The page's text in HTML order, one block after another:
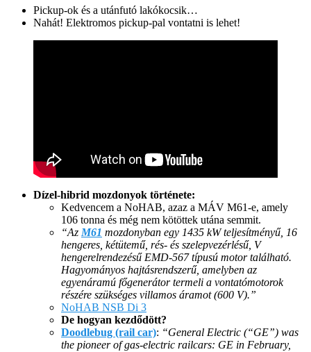
Pickup-ok és a utánfutó lakókocsik…
Nahát! Elektromos pickup-pal vontatni is lehet!
Dízel-hibrid mozdonyok története:
Kedvencem a NoHAB, azaz a MÁV M61-e, amely
106 tonna és még nem kötöttek utána semmit.
“Az M61 mozdonyban egy 1435 kW teljesítményű, 16
hengeres, kétütemű, rés- és szelepvezérlésű, V
hengerelrendezésű EMD-567 típusú motor található.
Hagyományos hajtásrendszerű, amelyben az
egyenáramú főgenerátor termeli a vontatómotorok
részére szükséges villamos áramot (600 V).”
NoHAB NSB Di 3
De hogyan kezdődött?
Doodlebug (rail car): “General Electric (“GE”) was
the pioneer of gas-electric railcars: GE in February,